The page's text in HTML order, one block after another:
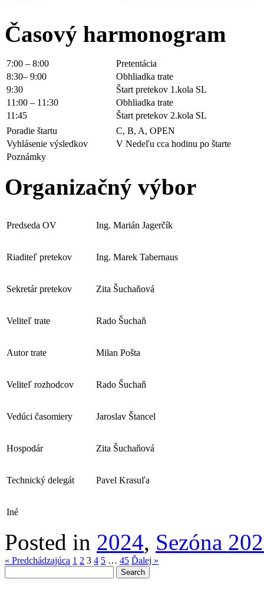
Časový harmonogram
7:00 – 8:00
Pretentácia
8:30– 9:00
Obhliadka trate
9:30
Štart pretekov 1.kola SL
11:00 – 11:30
Obhliadka trate
11:45
Štart pretekov 2.kola SL
Poradie štartu
C, B, A, OPEN
Vyhlásenie výsledkov
V Nedeľu cca hodinu po štarte
Poznámky
Organizačný výbor
Predseda OV Ing. Marián Jagerčík
Riaditeľ pretekov Ing. Marek Tabernaus
Sekretár pretekov Zita Šuchaňová
Veliteľ trate Rado Šuchaň
Autor trate Milan Pošta
Veliteľ rozhodcov Rado Šuchaň
Vedúci časomiery Jaroslav Štancel
Hospodár Zita Šuchaňová
Technický delegát Pavel Krasuľa
Iné
Posted in 2024, Sezóna
« Predchádzajúca 1 2 3 4 5 … 45 Ďalej »